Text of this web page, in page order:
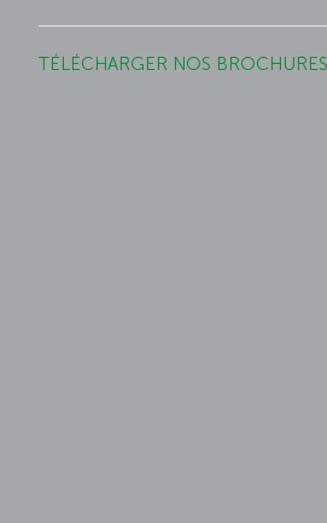
TÉLÉCHARGER NOS BROCHURES